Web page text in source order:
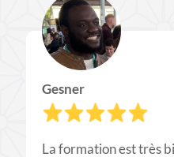
Gesner
La formation est très